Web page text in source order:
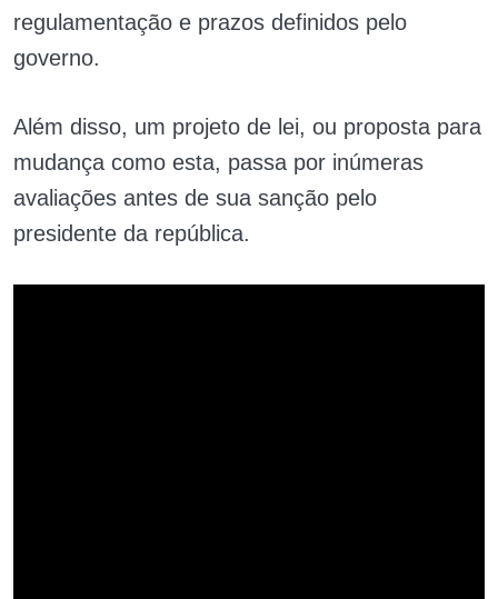
regulamentação e prazos definidos pelo
governo.
Além disso, um projeto de lei, ou proposta para
mudança como esta, passa por inúmeras
avaliações antes de sua sanção pelo
presidente da república.